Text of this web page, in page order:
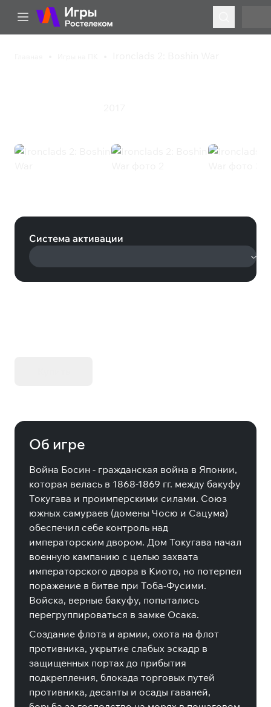
Система активации
Об игре
Война Босин - гражданская война в Японии,
которая велась в 1868-1869 гг. между бакуфу
Токугава и проимперскими силами. Союз
южных самураев (домены Чосю и Сацума)
обеспечил себе контроль над
императорским двором. Дом Токугава начал
военную кампанию с целью захвата
императорского двора в Киото, но потерпел
поражение в битве при Тоба-Фусими.
Войска, верные бакуфу, попытались
перегруппироваться в замке Осака.
Создание флота и армии, охота на флот
противника, укрытие слабых эскадр в
защищенных портах до прибытия
подкрепления, блокада торговых путей
противника, десанты и осады гаваней,